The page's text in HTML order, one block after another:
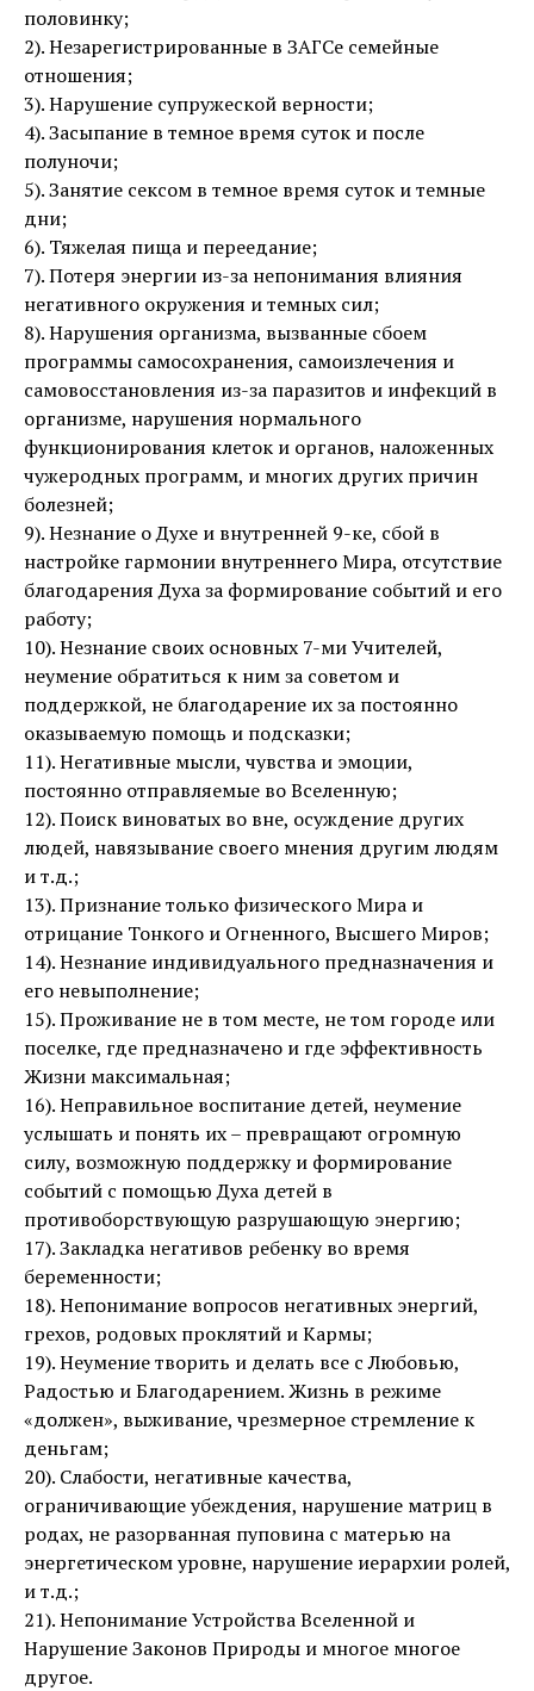
половинку;
2). Незарегистрированные в ЗАГСе семейные
отношения;
3). Нарушение супружеской верности;
4). Засыпание в темное время суток и после
полуночи;
5). Занятие сексом в темное время суток и темные
дни;
6). Тяжелая пища и переедание;
7). Потеря энергии из-за непонимания влияния
негативного окружения и темных сил;
8). Нарушения организма, вызванные сбоем
программы самосохранения, самоизлечения и
самовосстановления из-за паразитов и инфекций в
организме, нарушения нормального
функционирования клеток и органов, наложенных
чужеродных программ, и многих других причин
болезней;
9). Незнание о Духе и внутренней 9-ке, сбой в
настройке гармонии внутреннего Мира, отсутствие
благодарения Духа за формирование событий и его
работу;
10). Незнание своих основных 7-ми Учителей,
неумение обратиться к ним за советом и
поддержкой, не благодарение их за постоянно
оказываемую помощь и подсказки;
11). Негативные мысли, чувства и эмоции,
постоянно отправляемые во Вселенную;
12). Поиск виноватых во вне, осуждение других
людей, навязывание своего мнения другим людям
и т.д.;
13). Признание только физического Мира и
отрицание Тонкого и Огненного, Высшего Миров;
14). Незнание индивидуального предназначения и
его невыполнение;
15). Проживание не в том месте, не том городе или
поселке, где предназначено и где эффективность
Жизни максимальная;
16). Неправильное воспитание детей, неумение
услышать и понять их – превращают огромную
силу, возможную поддержку и формирование
событий с помощью Духа детей в
противоборствующую разрушающую энергию;
17). Закладка негативов ребенку во время
беременности;
18). Непонимание вопросов негативных энергий,
грехов, родовых проклятий и Кармы;
19). Неумение творить и делать все с Любовью,
Радостью и Благодарением. Жизнь в режиме
«должен», выживание, чрезмерное стремление к
деньгам;
20). Слабости, негативные качества,
ограничивающие убеждения, нарушение матриц в
родах, не разорванная пуповина с матерью на
энергетическом уровне, нарушение иерархии ролей,
и т.д.;
21). Непонимание Устройства Вселенной и
Нарушение Законов Природы и многое многое
другое.